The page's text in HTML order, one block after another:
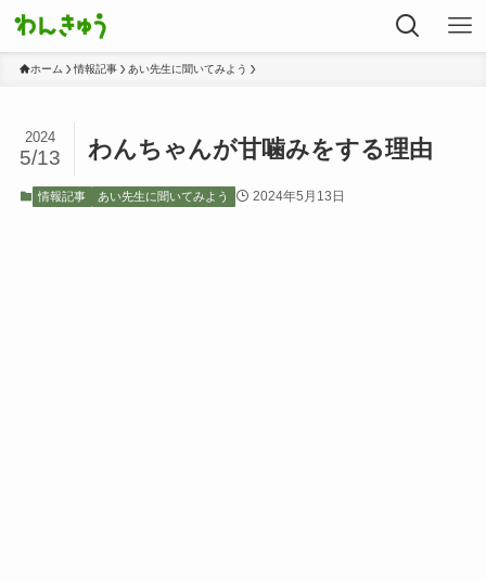
ホーム 情報記事 あい先生に聞いてみよう
わんちゃんが甘噛みをする理由
2024
5/13
情報記事 あい先生に聞いてみよう 2024年5月13日